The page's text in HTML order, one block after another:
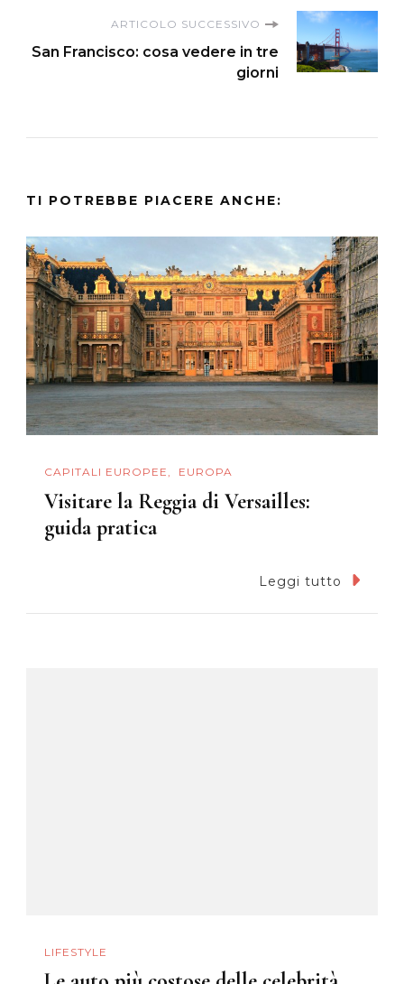
ARTICOLO SUCCESSIVO
San Francisco: cosa vedere in tre
giorni
TI POTREBBE PIACERE ANCHE:
CAPITALI EUROPEE EUROPA
Visitare la Reggia di Versailles:
guida pratica
Leggi tutto
LIFESTYLE